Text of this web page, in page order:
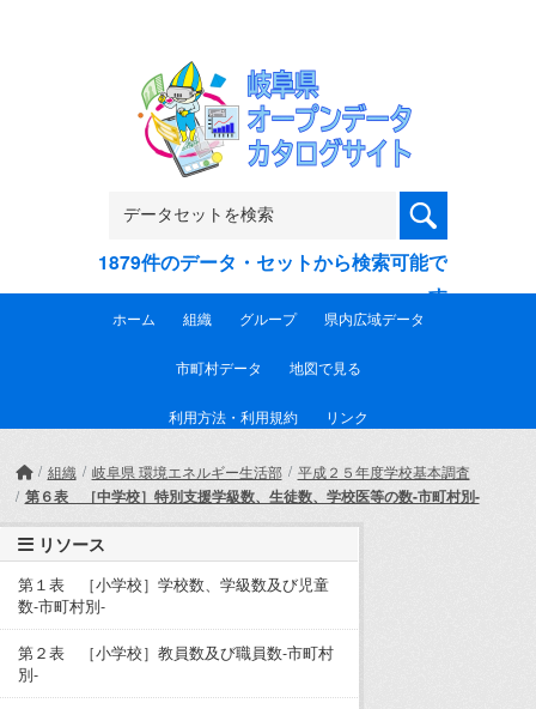
1879件のデータ・セットから検索可能で
す
ホーム 組織 グループ 県内広域データ
市町村データ 地図で見る
利用方法・利用規約 リンク
組織 岐阜県 環境エネルギー生活部 平成２５年度学校基本調査
第６表 ［中学校］特別支援学級数、生徒数、学校医等の数-市町村別-
リソース
第１表 ［小学校］学校数、学級数及び児童
数-市町村別-
第２表 ［小学校］教員数及び職員数-市町村
別-